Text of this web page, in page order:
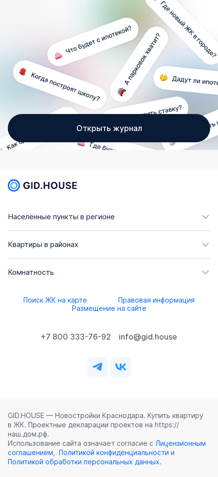
Открыть журнал
Населённые пункты в регионе
Квартиры в районах
Комнатность
Поиск ЖК на карте
Правовая информация
Размещение на сайте
+7 800 333-76-92 info@gid.house
GID.HOUSE — Новостройки Краснодара. Купить квартиру
в ЖК. Проектные декларации проектов на https://
наш.дом.рф.
Использование сайта означает согласие с Лицензионным
соглашением
Политикой конфиденциальности и
Политикой обработки персональных данных.